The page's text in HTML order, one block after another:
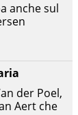
der Poel,
Aert che
anche sul